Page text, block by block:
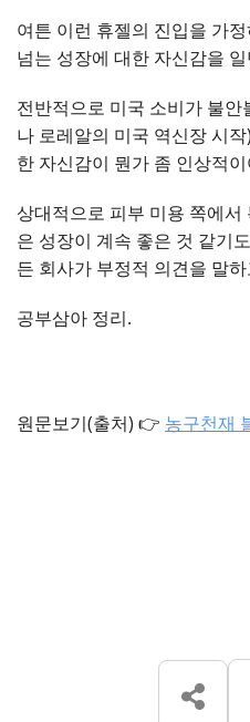
여튼 이런 휴젤의 진입을 가
넘는 성장에 대한 자신감을
전반적으로 미국 소비가 불
나 로레알의 미국 역신장 시
한 자신감이 뭔가 좀 인상적
상대적으로 피부 미용 쪽에
은 성장이 계속 좋은 것 같기
든 회사가 부정적 의견을 말
공부삼아 정리.
원문보기(출처) 👉 농구천재